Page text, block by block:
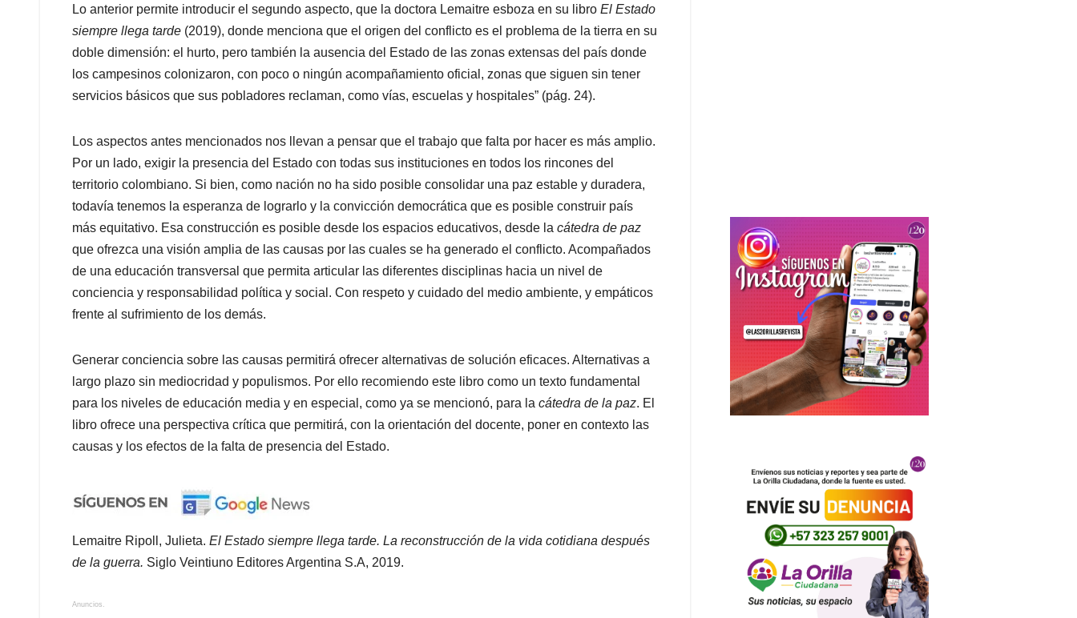
Lo anterior permite introducir el segundo aspecto, que la doctora Lemaitre esboza en su libro El Estado
siempre llega tarde (2019), donde menciona que el origen del conflicto es el problema de la tierra en su
doble dimensión: el hurto, pero también la ausencia del Estado de las zonas extensas del país donde
los campesinos colonizaron, con poco o ningún acompañamiento oficial, zonas que siguen sin tener
servicios básicos que sus pobladores reclaman, como vías, escuelas y hospitales” (pág. 24).
Los aspectos antes mencionados nos llevan a pensar que el trabajo que falta por hacer es más amplio.
Por un lado, exigir la presencia del Estado con todas sus instituciones en todos los rincones del
territorio colombiano. Si bien, como nación no ha sido posible consolidar una paz estable y duradera,
todavía tenemos la esperanza de lograrlo y la convicción democrática que es posible construir país
más equitativo. Esa construcción es posible desde los espacios educativos, desde la cátedra de paz
que ofrezca una visión amplia de las causas por las cuales se ha generado el conflicto. Acompañados
de una educación transversal que permita articular las diferentes disciplinas hacia un nivel de
conciencia y responsabilidad política y social. Con respeto y cuidado del medio ambiente, y empáticos
frente al sufrimiento de los demás.
Generar conciencia sobre las causas permitirá ofrecer alternativas de solución eficaces. Alternativas a
largo plazo sin mediocridad y populismos. Por ello recomiendo este libro como un texto fundamental
para los niveles de educación media y en especial, como ya se mencionó, para la cátedra de la paz. El
libro ofrece una perspectiva crítica que permitirá, con la orientación del docente, poner en contexto las
causas y los efectos de la falta de presencia del Estado.
Lemaitre Ripoll, Julieta. El Estado siempre llega tarde. La reconstrucción de la vida cotidiana después
de la guerra. Siglo Veintiuno Editores Argentina S.A, 2019.
Anuncios.